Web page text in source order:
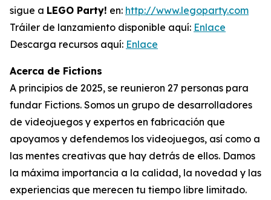
sigue a LEGO Party! en: http://www.legoparty.com
Tráiler de lanzamiento disponible aquí: Enlace
Descarga recursos aquí: Enlace
Acerca de Fictions
A principios de 2025, se reunieron 27 personas para
fundar Fictions. Somos un grupo de desarrolladores
de videojuegos y expertos en fabricación que
apoyamos y defendemos los videojuegos, así como a
las mentes creativas que hay detrás de ellos. Damos
la máxima importancia a la calidad, la novedad y las
experiencias que merecen tu tiempo libre limitado.